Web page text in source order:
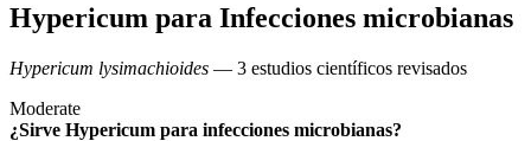
Hypericum para Infecciones microbianas
Hypericum lysimachioides — 3 estudios científicos revisados
Moderate
¿Sirve Hypericum para infecciones microbianas?